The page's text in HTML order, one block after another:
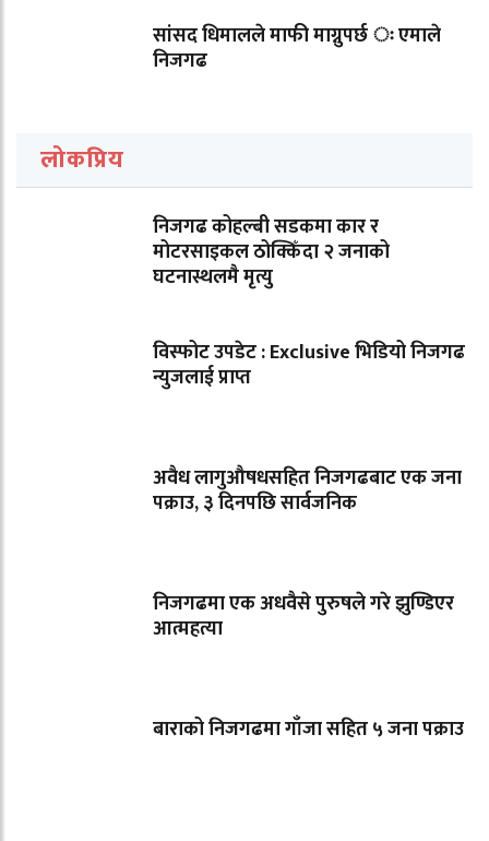
सांसद धिमालले माफी माग्नुपर्छ ः एमाले
निजगढ
लोकप्रिय
निजगढ कोहल्बी सडकमा कार र
मोटरसाइकल ठोक्किँदा २ जनाको
घटनास्थलमै मृत्यु
विस्फोट उपडेट : Exclusive भिडियो निजगढ
न्युजलाई प्राप्त
अवैध लागुऔषधसहित निजगढबाट एक जना
पक्राउ, ३ दिनपछि सार्वजनिक
निजगढमा एक अधवैसे पुरुषले गरे झुण्डिएर
आत्महत्या
बाराको निजगढमा गाँजा सहित ५ जना पक्राउ